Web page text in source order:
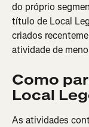
do próprio
título de Local
criados
atividade de
Como
Local
As atividades